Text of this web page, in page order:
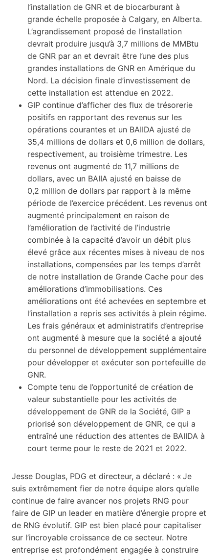
l’installation de GNR et de biocarburant à
grande échelle proposée à Calgary, en Alberta.
L’agrandissement proposé de l’installation
devrait produire jusqu’à 3,7 millions de MMBtu
de GNR par an et devrait être l’une des plus
grandes installations de GNR en Amérique du
Nord. La décision finale d’investissement de
cette installation est attendue en 2022.
GIP continue d’afficher des flux de trésorerie
positifs en rapportant des revenus sur les
opérations courantes et un BAIIDA ajusté de
35,4 millions de dollars et 0,6 million de dollars,
respectivement, au troisième trimestre. Les
revenus ont augmenté de 11,7 millions de
dollars, avec un BAIIA ajusté en baisse de
0,2 million de dollars par rapport à la même
période de l’exercice précédent. Les revenus ont
augmenté principalement en raison de
l’amélioration de l’activité de l’industrie
combinée à la capacité d’avoir un débit plus
élevé grâce aux récentes mises à niveau de nos
installations, compensées par les temps d’arrêt
de notre installation de Grande Cache pour des
améliorations d’immobilisations. Ces
améliorations ont été achevées en septembre et
l’installation a repris ses activités à plein régime.
Les frais généraux et administratifs d’entreprise
ont augmenté à mesure que la société a ajouté
du personnel de développement supplémentaire
pour développer et exécuter son portefeuille de
GNR.
Compte tenu de l’opportunité de création de
valeur substantielle pour les activités de
développement de GNR de la Société, GIP a
priorisé son développement de GNR, ce qui a
entraîné une réduction des attentes de BAIIDA à
court terme pour le reste de 2021 et 2022.
Jesse Douglas, PDG et directeur, a déclaré : « Je
suis extrêmement fier de notre équipe alors qu’elle
continue de faire avancer nos projets RNG pour
faire de GIP un leader en matière d’énergie propre et
de RNG évolutif. GIP est bien placé pour capitaliser
sur l’incroyable croissance de ce secteur. Notre
entreprise est profondément engagée à construire